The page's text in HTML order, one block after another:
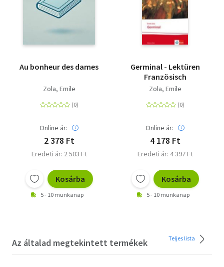
Au bonheur des dames
Zola, Emile
Online ár:
2 378 Ft
Eredeti ár: 2 503 Ft
Kosárba
5 - 10 munkanap
Germinal - Lektüren
Französisch
Zola, Emile
Online ár:
4 178 Ft
Eredeti ár: 4 397 Ft
Kosárba
5 - 10 munkanap
Az általad megtekintett termékek Teljes lista